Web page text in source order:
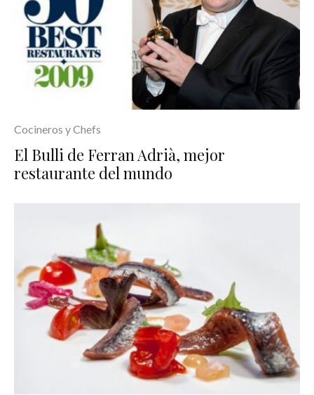
Cocineros y Chefs
El Bulli de Ferran Adrià, mejor
restaurante del mundo